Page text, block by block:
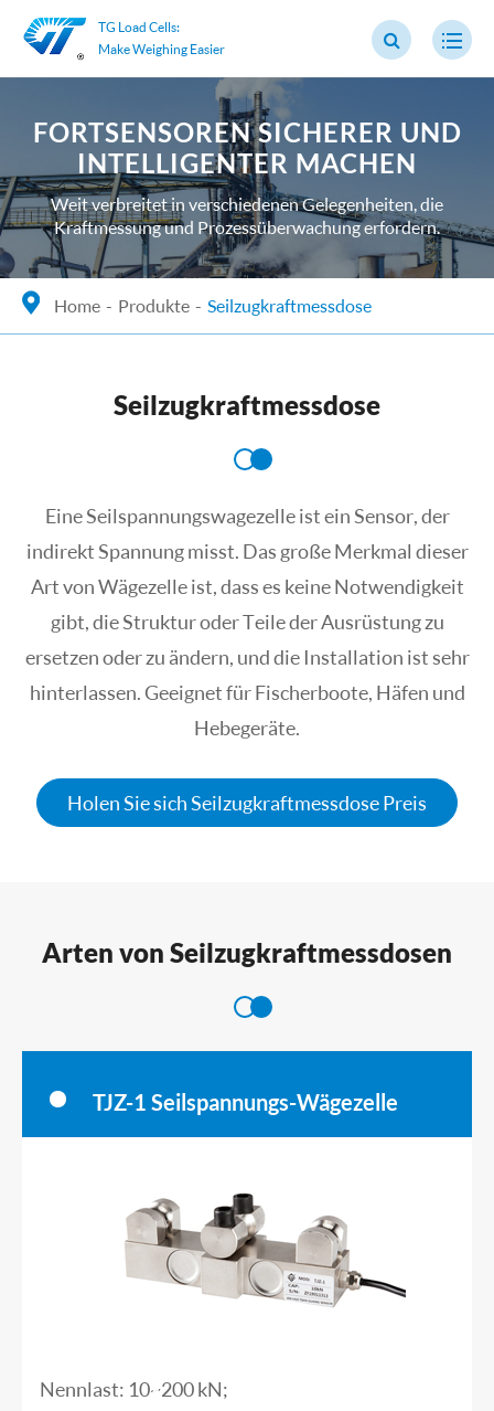
TG Load Cells:
Make Weighing Easier
FORTSENSOREN SICHERER UND
INTELLIGENTER MACHEN
Weit verbreitet in verschiedenen Gelegenheiten, die
Kraftmessung und Prozessüberwachung erfordern.
Home Produkte Seilzugkraftmessdose
Seilzugkraftmessdose
Eine Seilspannungswagezelle ist ein Sensor, der
indirekt Spannung misst. Das große Merkmal dieser
Art von Wägezelle ist, dass es keine Notwendigkeit
gibt, die Struktur oder Teile der Ausrüstung zu
ersetzen oder zu ändern, und die Installation ist sehr
hinterlassen. Geeignet für Fischerboote, Häfen und
Hebegeräte.
Holen Sie sich Seilzugkraftmessdose Preis
Arten von Seilzugkraftmessdosen
TJZ-1 Seilspannungs-Wägezelle
Nennlast: 10~200 kN;